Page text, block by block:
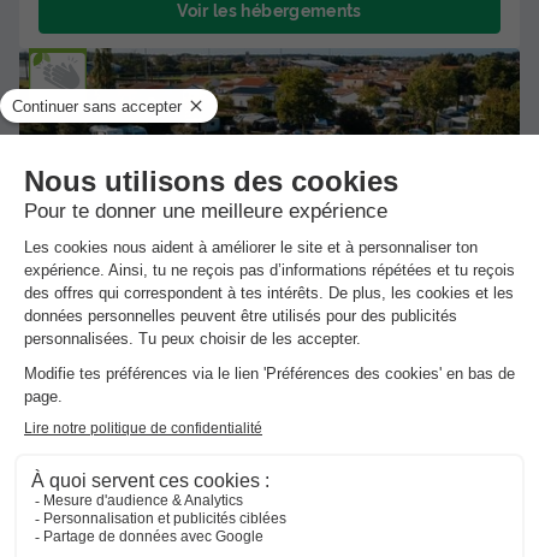
Voir les hébergements
Camping La Trévillière★★★★
Bretignolles Sur Mer ]0, 1[ (13 m de Olonne sur Mer) | [1,
Inf[ (13 km de Olonne sur Mer)- Voir sur la carte
209 avis
Wifi payant Bord de mer
+ 6